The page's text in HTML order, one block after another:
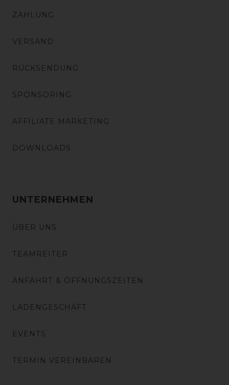
ZAHLUNG
VERSAND
RÜCKSENDUNG
SPONSORING
AFFILIATE MARKETING
DOWNLOADS
UNTERNEHMEN
ÜBER UNS
TEAMREITER
ANFAHRT & ÖFFNUNGSZEITEN
LADENGESCHÄFT
EVENTS
TERMIN VEREINBAREN